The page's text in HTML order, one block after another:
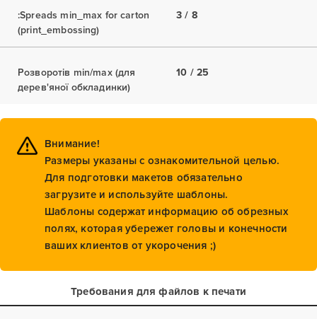
:Spreads min_max for carton
(print_embossing)
3 / 8
Розворотів min/max (для
дерев'яної обкладинки)
10 / 25
Внимание!
Размеры указаны с ознакомительной целью.
Для подготовки макетов обязательно
загрузите и используйте шаблоны.
Шаблоны содержат информацию об обрезных
полях, которая убережет головы и конечности
ваших клиентов от укорочения ;)
Требования для файлов к печати